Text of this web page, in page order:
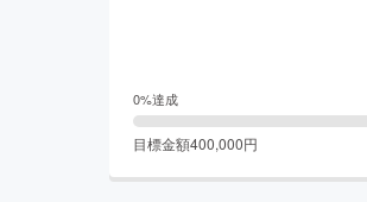
0%達成
目標金額400,000円